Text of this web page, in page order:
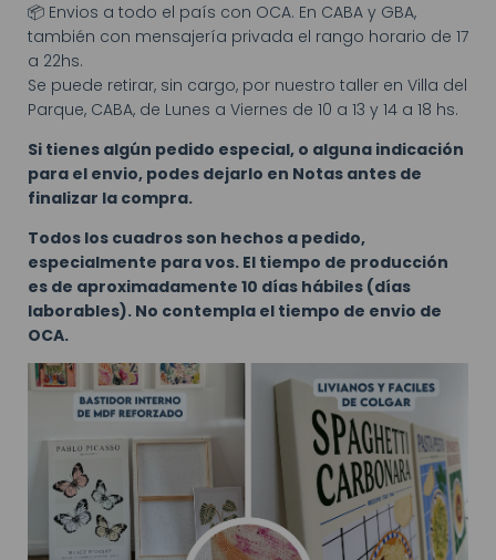
📦 Envios a todo el país con OCA. En CABA y GBA,
también con mensajería privada el rango horario de 17
a 22hs.
Se puede retirar, sin cargo, por nuestro taller en Villa del
Parque, CABA, de Lunes a Viernes de 10 a 13 y 14 a 18 hs.
Si tienes algún pedido especial, o alguna indicación
para el envio, podes dejarlo en Notas antes de
finalizar la compra.
Todos los cuadros son hechos a pedido,
especialmente para vos. El tiempo de producción
es de aproximadamente 10 días hábiles (días
laborables). No contempla el tiempo de envio de
OCA.